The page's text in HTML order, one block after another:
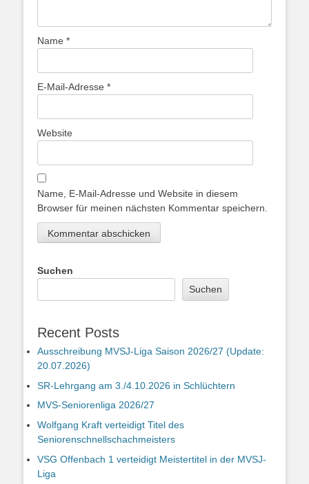
Name *
E-Mail-Adresse *
Website
Name, E-Mail-Adresse und Website in diesem
Browser für meinen nächsten Kommentar speichern.
Suchen
Suchen
Recent Posts
Ausschreibung MVSJ-Liga Saison 2026/27 (Update:
20.07.2026)
SR-Lehrgang am 3./4.10.2026 in Schlüchtern
MVS-Seniorenliga 2026/27
Wolfgang Kraft verteidigt Titel des
Seniorenschnellschachmeisters
VSG Offenbach 1 verteidigt Meistertitel in der MVSJ-
Liga